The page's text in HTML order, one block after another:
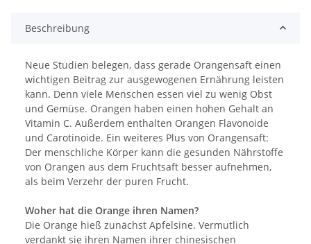
Beschreibung
Neue Studien belegen, dass gerade Orangensaft einen
wichtigen Beitrag zur ausgewogenen Ernährung leisten
kann. Denn viele Menschen essen viel zu wenig Obst
und Gemüse. Orangen haben einen hohen Gehalt an
Vitamin C. Außerdem enthalten Orangen Flavonoide
und Carotinoide. Ein weiteres Plus von Orangensaft:
Der menschliche Körper kann die gesunden Nährstoffe
von Orangen aus dem Fruchtsaft besser aufnehmen,
als beim Verzehr der puren Frucht.
Woher hat die Orange ihren Namen?
Die Orange hieß zunächst Apfelsine. Vermutlich
verdankt sie ihren Namen ihrer chinesischen